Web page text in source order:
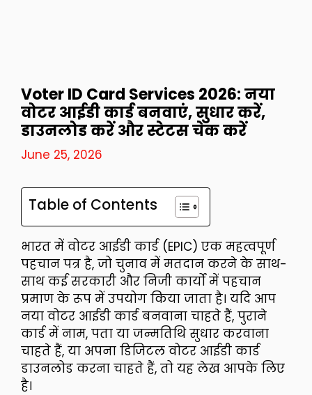
Voter ID Card Services 2026: नया
वोटर आईडी कार्ड बनवाएं, सुधार करें,
डाउनलोड करें और स्टेटस चेक करें
June 25, 2026
Table of Contents
भारत में वोटर आईडी कार्ड (EPIC) एक महत्वपूर्ण
पहचान पत्र है, जो चुनाव में मतदान करने के साथ-
साथ कई सरकारी और निजी कार्यों में पहचान
प्रमाण के रूप में उपयोग किया जाता है। यदि आप
नया वोटर आईडी कार्ड बनवाना चाहते हैं, पुराने
कार्ड में नाम, पता या जन्मतिथि सुधार करवाना
चाहते हैं, या अपना डिजिटल वोटर आईडी कार्ड
डाउनलोड करना चाहते हैं, तो यह लेख आपके लिए
है।